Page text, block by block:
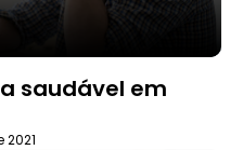
saudável em